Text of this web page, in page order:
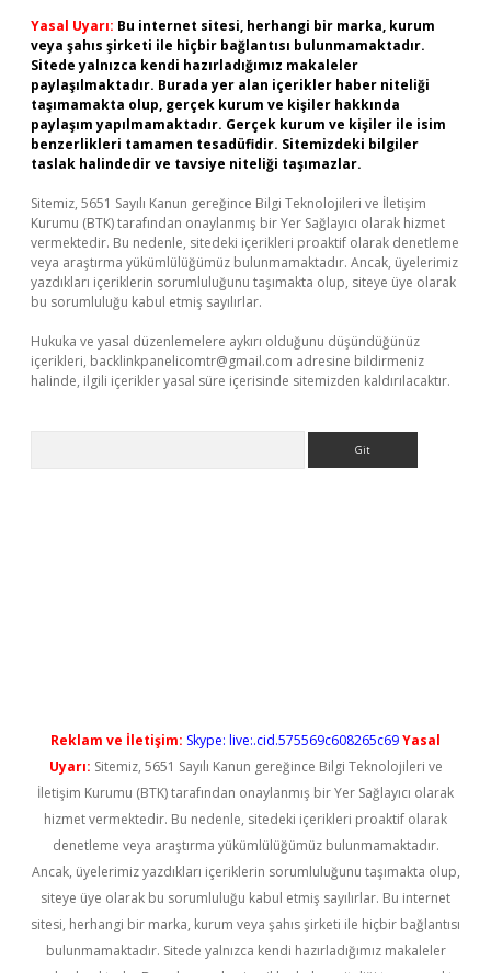
Yasal Uyarı: Bu internet sitesi, herhangi bir marka, kurum
veya şahıs şirketi ile hiçbir bağlantısı bulunmamaktadır.
Sitede yalnızca kendi hazırladığımız makaleler
paylaşılmaktadır. Burada yer alan içerikler haber niteliği
taşımamakta olup, gerçek kurum ve kişiler hakkında
paylaşım yapılmamaktadır. Gerçek kurum ve kişiler ile isim
benzerlikleri tamamen tesadüfidir. Sitemizdeki bilgiler
taslak halindedir ve tavsiye niteliği taşımazlar.
Sitemiz, 5651 Sayılı Kanun gereğince Bilgi Teknolojileri ve İletişim
Kurumu (BTK) tarafından onaylanmış bir Yer Sağlayıcı olarak hizmet
vermektedir. Bu nedenle, sitedeki içerikleri proaktif olarak denetleme
veya araştırma yükümlülüğümüz bulunmamaktadır. Ancak, üyelerimiz
yazdıkları içeriklerin sorumluluğunu taşımakta olup, siteye üye olarak
bu sorumluluğu kabul etmiş sayılırlar.
Hukuka ve yasal düzenlemelere aykırı olduğunu düşündüğünüz
içerikleri, backlinkpanelicomtr@gmail.com adresine bildirmeniz
halinde, ilgili içerikler yasal süre içerisinde sitemizden kaldırılacaktır.
Reklam ve İletişim: Skype: live:.cid.575569c608265c69Yasal
Uyarı: Sitemiz, 5651 Sayılı Kanun gereğince Bilgi Teknolojileri ve
İletişim Kurumu (BTK) tarafından onaylanmış bir Yer Sağlayıcı olarak
hizmet vermektedir. Bu nedenle, sitedeki içerikleri proaktif olarak
denetleme veya araştırma yükümlülüğümüz bulunmamaktadır.
Ancak, üyelerimiz yazdıkları içeriklerin sorumluluğunu taşımakta olup,
siteye üye olarak bu sorumluluğu kabul etmiş sayılırlar. Bu internet
sitesi, herhangi bir marka, kurum veya şahıs şirketi ile hiçbir bağlantısı
bulunmamaktadır. Sitede yalnızca kendi hazırladığımız makaleler